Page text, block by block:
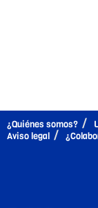
¿Quiénes somos?
Aviso legal